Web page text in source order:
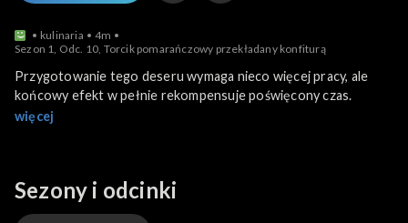
kulinaria
4m
Sezon 1, Odc. 10, Torcik pomarańczowy przekładany konfiturą
Przygotowanie tego deseru wymaga nieco więcej pracy, ale
końcowy efekt w pełnie rekompensuje poświęcony czas.
więcej
Sezony i odcinki